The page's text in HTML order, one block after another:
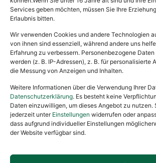
Services geben möchten, müssen Sie Ihre
Erlaubnis bitten.
Wir verwenden Cookies und andere Technologien
von ihnen sind essenziell, während andere uns
Erfahrung zu verbessern. Personenbezogene
werden (z. B. IP-Adressen), z. B. für personalisierte
die Messung von Anzeigen und Inhalten.
Weitere Informationen über die Verwendung Ihrer
Datenschutzerklärung. Es besteht keine
Daten einzuwilligen, um dieses Angebot zu nutzen.
jederzeit unter Einstellungen widerrufen oder
dass aufgrund individueller Einstellungen
der Website verfügbar sind.